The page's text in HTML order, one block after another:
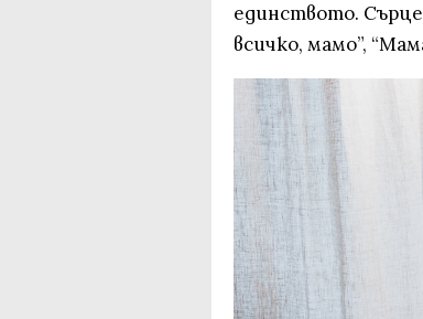
единството.
всичко, мамо”,